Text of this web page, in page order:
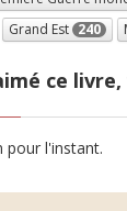
Grand Est 240
ce
pour l'instant.